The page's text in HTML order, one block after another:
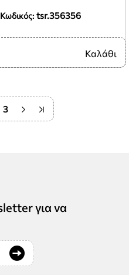
Κωδικός: tsr.356356
Καλάθι
3
για να